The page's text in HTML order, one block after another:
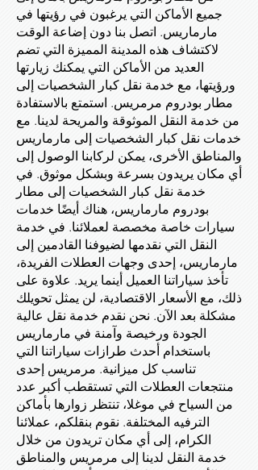
جميع الأماكن التي يرغبون في رؤيتها في
مارماريس. اتصل بنا دون إضاعة الوقت
لاكتشاف هذه المدينة المميزة التي تضم
العديد من الأماكن التي يمكنك زيارتها
ورؤيتها، مع خدمة نقل كبار الشخصيات إلى
مطار بودروم مرمريس. استمتع بالاستفادة
من خدمة النقل الموثوقة والمريحة لدينا. مع
خدمات نقل كبار الشخصيات إلى مارماريس
والمناطق الأخرى، يمكن لركابنا الوصول إلى
أي مكان يريدون بسرعة وبشكل موثوق. في
خدمة نقل كبار الشخصيات إلى مطار
بودروم مارماريس، هناك أيضًا خدمات
سيارات خاصة مخصصة لعملائنا. في خدمة
النقل التي نقدمها لضيوفنا القادمين إلى
مارماريس، إحدى وجهات العطلات الفريدة،
تأخذ سياراتنا العميل أينما يريد. علاوة على
ذلك، مع الأسعار الاقتصادية، لن يمثل تحويلك
مشكلة بعد الآن. نحن نقدم خدمة نقل عالية
الجودة ورخيصة وآمنة في مارماريس
باستخدام أحدث طرازات سياراتنا التي
تناسب كل ميزانية. مرمريس إحدى
منتجعات العطلات التي تستقطب أكبر عدد
من السياح في موغلا، تنتظر زوارها بأماكن
الترفيه المختلفة. نقوم بنقلكم، عملائنا
الكرام، إلى أي مكان تريدون من خلال
خدمة النقل لدينا إلى مرمريس والمناطق